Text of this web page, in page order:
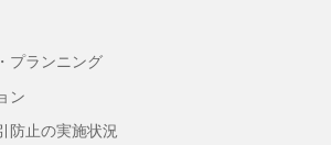
プランニング
ン
防止の実施状況